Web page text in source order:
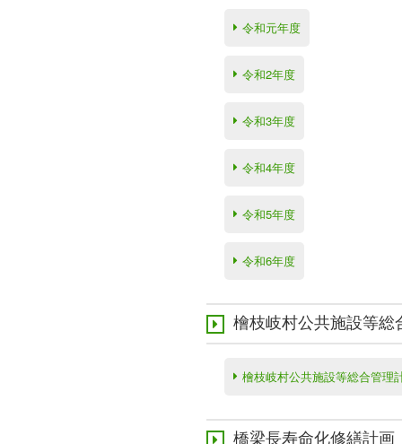
令和元年度
令和2年度
令和3年度
令和4年度
令和5年度
令和6年度
檜枝岐村公共施設等総
檜枝岐村公共施設等総合管理
橋梁長寿命化修繕計画